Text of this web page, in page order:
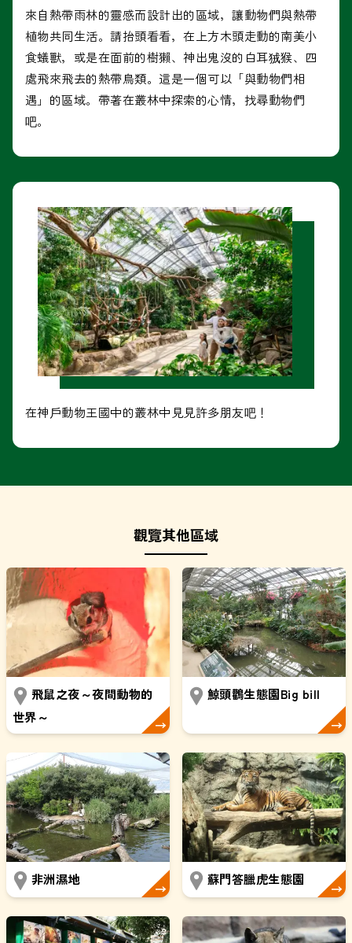
來自熱帶雨林的靈感而設計出的區域，讓動物們與熱帶
植物共同生活。請抬頭看看，在上方木頭走動的南美小
食蟻獸，或是在面前的樹獺、神出鬼沒的白耳狨猴、四
處飛來飛去的熱帶鳥類。這是一個可以「與動物們相
遇」的區域。帶著在叢林中探索的心情，找尋動物們
吧。
在神戶動物王國中的叢林中見見許多朋友吧！
觀覽其他區域
飛鼠之夜～夜間動物的
世界～
鯨頭鸛生態園Big bill
非洲濕地 蘇門答臘虎生態園